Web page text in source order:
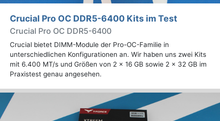
Crucial Pro OC DDR5-6400 Kits im Test
Crucial Pro OC DDR5-6400
Crucial bietet DIMM-Module der Pro-OC-Familie in
unterschiedlichen Konfigurationen an. Wir haben uns zwei Kits
mit 6.400 MT/s und Größen von 2 x 16 GB sowie 2 x 32 GB im
Praxistest genau angesehen.